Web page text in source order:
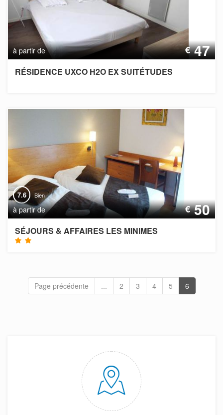
à partir de €47
RÉSIDENCE UXCO H2O EX SUITÉTUDES
7.6 Bien
à partir de €50
SÉJOURS & AFFAIRES LES MINIMES
Page précédente ... 2 3 4 5 6